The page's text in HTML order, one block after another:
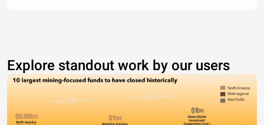
Explore standout work by our users